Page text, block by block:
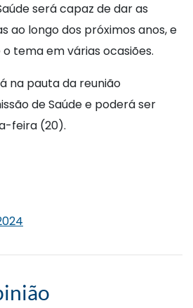
será capaz de dar as
ao longo dos próximos anos, e
tema em várias ocasiões.
na pauta da reunião
de Saúde e poderá ser
quarta-feira (20).